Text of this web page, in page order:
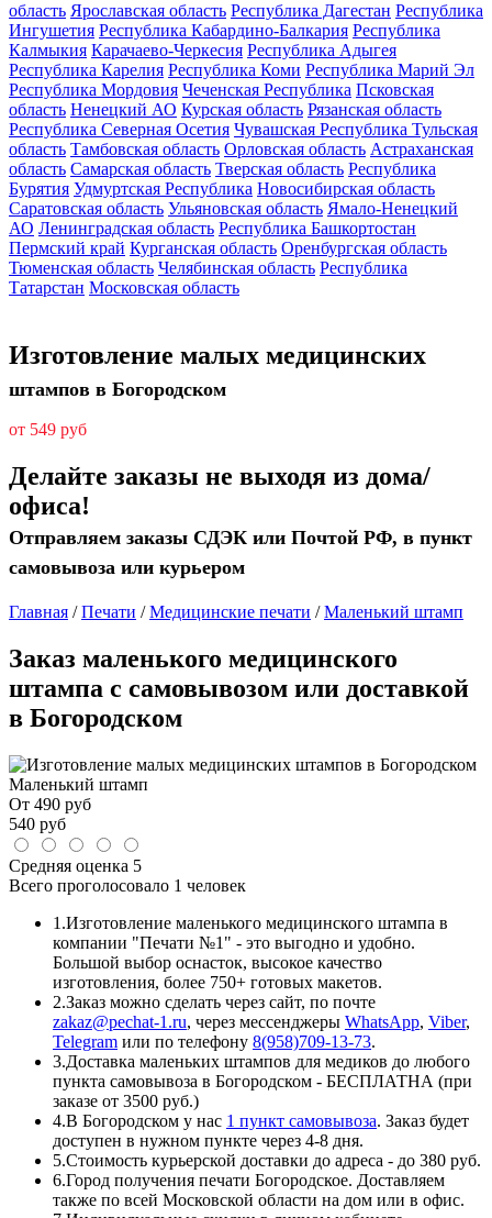
область Ярославская область Республика Дагестан Республика
Ингушетия Республика Кабардино-Балкария Республика
Калмыкия Карачаево-Черкесия Республика Адыгея
Республика Карелия Республика Коми Республика Марий Эл
Республика Мордовия Чеченская Республика Псковская
область Ненецкий АО Курская область Рязанская область
Республика Северная Осетия Чувашская Республика Тульская
область Тамбовская область Орловская область Астраханская
область Самарская область Тверская область Республика
Бурятия Удмуртская Республика Новосибирская область
Саратовская область Ульяновская область Ямало-Ненецкий
АО Ленинградская область Республика Башкортостан
Пермский край Курганская область Оренбургская область
Тюменская область Челябинская область Республика
Татарстан Московская область
Изготовление малых медицинских
штампов в Богородском
от 549 руб
Делайте заказы не выходя из дома/
офиса!
Отправляем заказы СДЭК или Почтой РФ, в пункт
самовывоза или курьером
Главная /Печати /Медицинские печати /Маленький штамп
Заказ маленького медицинского
штампа с самовывозом или доставкой
в Богородском
Маленький штамп
От 490 руб
540 руб
Средняя оценка 5
Всего проголосовало 1 человек
1.Изготовление маленького медицинского штампа в
компании "Печати №1" - это выгодно и удобно.
Большой выбор оснасток, высокое качество
изготовления, более 750+ готовых макетов.
2.Заказ можно сделать через сайт, по почте
zakaz@pechat-1.ru, через мессенджеры WhatsApp, Viber,
Telegram или по телефону 8(958)709-13-73.
3.Доставка маленьких штампов для медиков до любого
пункта самовывоза в Богородском - БЕСПЛАТНА (при
заказе от 3500 руб.)
4.В Богородском у нас 1 пункт самовывоза. Заказ будет
доступен в нужном пункте через 4-8 дня.
5.Стоимость курьерской доставки до адреса - до 380 руб.
6.Город получения печати Богородское. Доставляем
также по всей Московской области на дом или в офис.